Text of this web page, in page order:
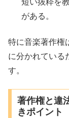
短い抜粋を
がある。
特に音楽著作権
に分かれている
す。
著作権と違
きポイント